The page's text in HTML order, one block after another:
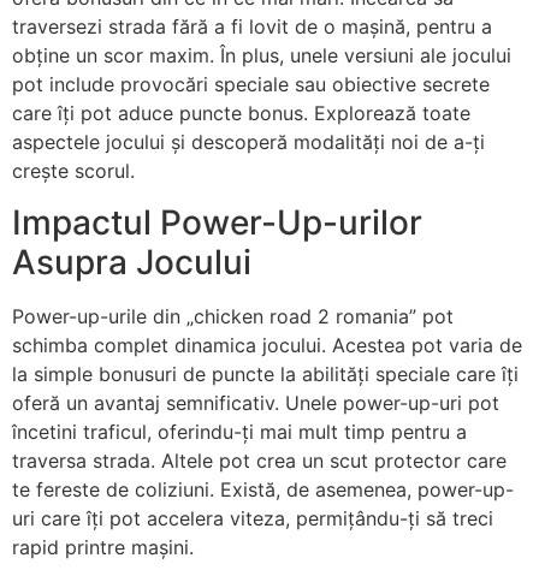
traversezi strada fără a fi lovit de o mașină, pentru a
obține un scor maxim. În plus, unele versiuni ale jocului
pot include provocări speciale sau obiective secrete
care îți pot aduce puncte bonus. Explorează toate
aspectele jocului și descoperă modalități noi de a-ți
crește scorul.
Impactul Power-Up-urilor
Asupra Jocului
Power-up-urile din „chicken road 2 romania” pot
schimba complet dinamica jocului. Acestea pot varia de
la simple bonusuri de puncte la abilități speciale care îți
oferă un avantaj semnificativ. Unele power-up-uri pot
încetini traficul, oferindu-ți mai mult timp pentru a
traversa strada. Altele pot crea un scut protector care
te fereste de coliziuni. Există, de asemenea, power-up-
uri care îți pot accelera viteza, permițându-ți să treci
rapid printre mașini.